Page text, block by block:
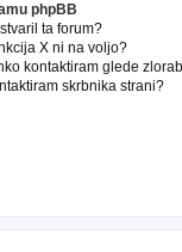
phpBB
ta forum?
X ni na voljo?
kontaktiram glede
skrbnika strani?